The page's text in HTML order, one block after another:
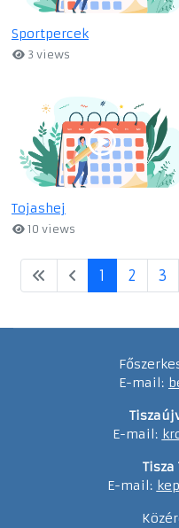
Sportpercek
3 views
Tojashej
10 views
1 2 3
E-mail:
E-mail:
Tisza
E-mail: